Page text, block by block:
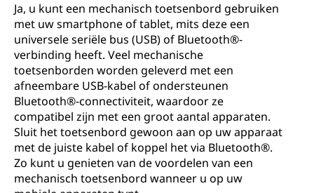
Ja, u kunt een mechanisch toetsenbord gebruiken
met uw smartphone of tablet, mits deze een
universele seriële bus (USB) of Bluetooth®-
verbinding heeft. Veel mechanische
toetsenborden worden geleverd met een
afneembare USB-kabel of ondersteunen
Bluetooth®-connectiviteit, waardoor ze
compatibel zijn met een groot aantal apparaten.
Sluit het toetsenbord gewoon aan op uw apparaat
met de juiste kabel of koppel het via Bluetooth®.
Zo kunt u genieten van de voordelen van een
mechanisch toetsenbord wanneer u op uw